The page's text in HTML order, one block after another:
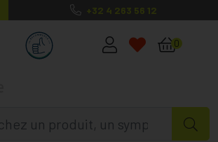
+32 4 263 56 12
MaPharmacie.be ma santé, mes
0